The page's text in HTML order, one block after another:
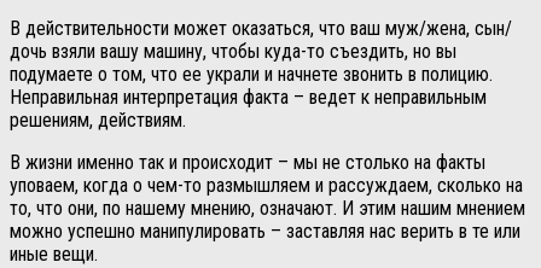
В действительности может оказаться, что ваш муж/жена, сын/
дочь взяли вашу машину, чтобы куда-то съездить, но вы
подумаете о том, что ее украли и начнете звонить в полицию.
Неправильная интерпретация факта – ведет к неправильным
решениям, действиям.
В жизни именно так и происходит – мы не столько на факты
уповаем, когда о чем-то размышляем и рассуждаем, сколько на
то, что они, по нашему мнению, означают. И этим нашим мнением
можно успешно манипулировать – заставляя нас верить в те или
иные вещи.